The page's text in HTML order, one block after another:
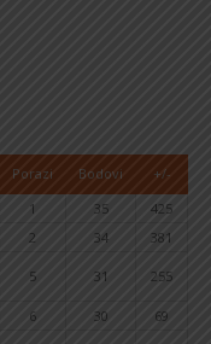
Porazi Bodovi
+/-
1 35
425
2 34 381
5 31 255
6 30 69